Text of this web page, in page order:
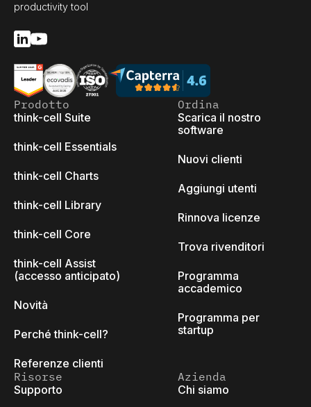
productivity tool
Prodotto
think-cell Suite
think-cell Essentials
think-cell Charts
think-cell Library
think-cell Core
think-cell Assist
(accesso anticipato)
Novità
Perché think-cell?
Referenze clienti
Ordina
Scarica il nostro
software
Nuovi clienti
Aggiungi utenti
Rinnova licenze
Trova rivenditori
Programma
accademico
Programma per
startup
Risorse
Supporto
Azienda
Chi siamo